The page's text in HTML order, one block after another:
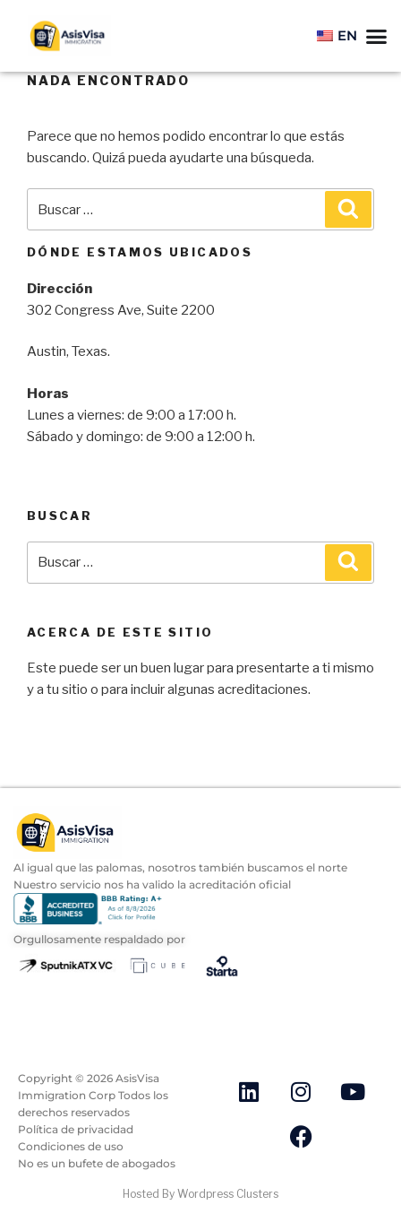
EN
NADA ENCONTRADO
Parece que no hemos podido encontrar lo que estás
buscando. Quizá pueda ayudarte una búsqueda.
DÓNDE ESTAMOS UBICADOS
Dirección
302 Congress Ave, Suite 2200
Austin, Texas.
Horas
Lunes a viernes: de 9:00 a 17:00 h.
Sábado y domingo: de 9:00 a 12:00 h.
BUSCAR
ACERCA DE ESTE SITIO
Este puede ser un buen lugar para presentarte a ti mismo
y a tu sitio o para incluir algunas acreditaciones.
Al igual que las palomas, nosotros también buscamos el norte
Nuestro servicio nos ha valido la acreditación oficial
Orgullosamente respaldado por
Copyright © 2026 AsisVisa
Immigration Corp Todos los
derechos reservados
Política de privacidad
Condiciones de uso
No es un bufete de abogados
Hosted By Wordpress Clusters